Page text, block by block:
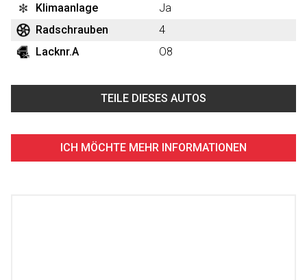
Klimaanlage
Ja
Radschrauben
4
Lacknr.A
O8
TEILE DIESES AUTOS
ICH MÖCHTE MEHR INFORMATIONEN